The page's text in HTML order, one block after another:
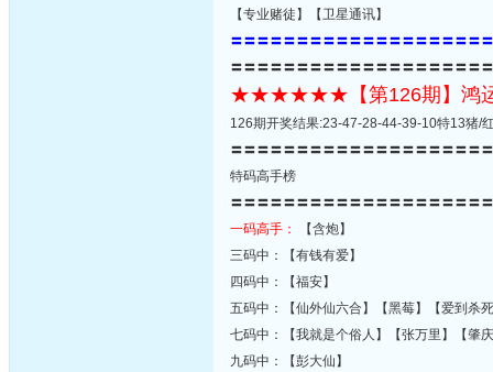
【专业赌徒】【卫星通讯】
〓〓〓〓〓〓〓〓〓〓〓〓〓〓〓〓〓〓〓
〓〓〓〓〓〓〓〓〓〓〓〓〓〓〓〓〓〓〓
★★★★★★【第126期】鸿
126期开奖结果:23-47-28-44-39-10特13猪/
〓〓〓〓〓〓〓〓〓〓〓〓〓〓〓〓〓〓〓
特码高手榜
〓〓〓〓〓〓〓〓〓〓〓〓〓〓〓〓〓〓〓
一码高手：
【含炮】
三码中：【有钱有爱】
四码中：【福安】
五码中：【仙外仙六合】【黑莓】【爱到杀
七码中：【我就是个俗人】【张万里】【肇
九码中：【彭大仙】